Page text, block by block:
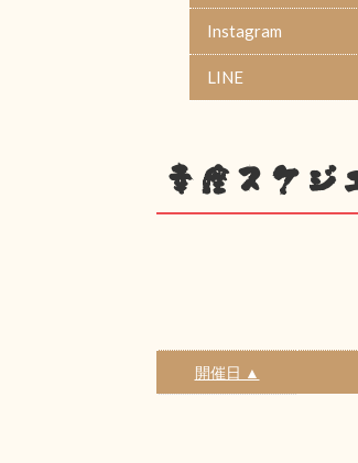
Instagram
LINE
幸座スケジ
開催日 ▲